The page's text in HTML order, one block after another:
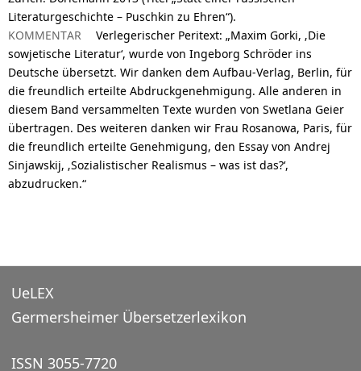
Literaturgeschichte – Puschkin zu Ehren“).
KOMMENTAR
Verlegerischer Peritext: „Maxim Gorki, ‚Die
sowjetische Literatur‘, wurde von Ingeborg Schröder ins
Deutsche übersetzt. Wir danken dem Aufbau-Verlag, Berlin, für
die freundlich erteilte Abdruckgenehmigung. Alle anderen in
diesem Band versammelten Texte wurden von Swetlana Geier
übertragen. Des weiteren danken wir Frau Rosanowa, Paris, für
die freundlich erteilte Genehmigung, den Essay von Andrej
Sinjawskij, ‚Sozialistischer Realismus – was ist das?‘,
abzudrucken.“
UeLEX
Germersheimer Übersetzerlexikon
ISSN 3055-7720